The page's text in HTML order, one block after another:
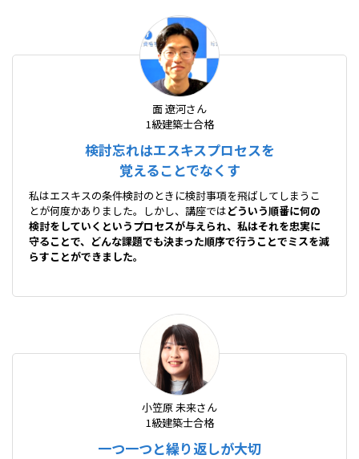
面 遼河さん
1級建築士合格
検討忘れはエスキスプロセスを
覚えることでなくす
私はエスキスの条件検討のときに検討事項を飛ばしてしまうこ
とが何度かありました。しかし、講座ではどういう順番に何の
検討をしていくというプロセスが与えられ、私はそれを忠実に
守ることで、どんな課題でも決まった順序で行うことでミスを減
らすことができました。
小笠原 未来さん
1級建築士合格
一つ一つと繰り返しが大切